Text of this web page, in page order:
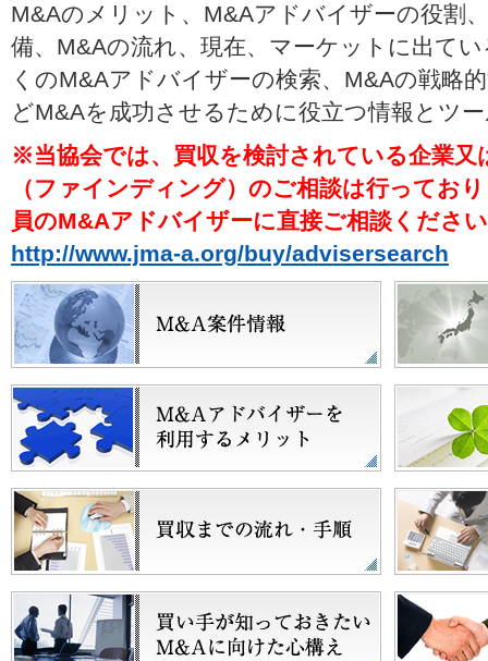
M&Aのメリット、M&Aアドバイザーの役割
備、M&Aの流れ、現在、マーケットに出て
くのM&Aアドバイザーの検索、M&Aの戦略
どM&Aを成功させるために役立つ情報とツ
※当協会では、買収を検討されている企業又
（ファインディング）のご相談は行ってお
員のM&Aアドバイザーに直接ご相談くださ
http://www.jma-a.org/buy/advisersearch